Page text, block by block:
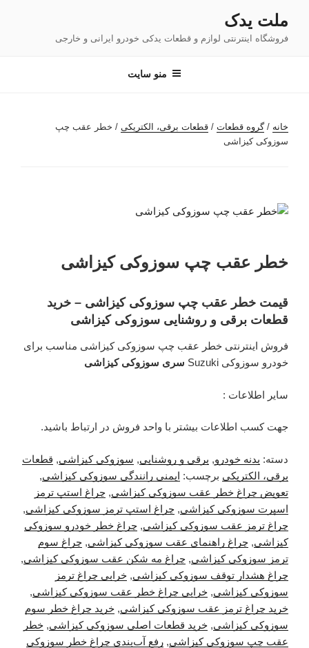
محتوا
ملت یدک
فروشگاه اینترنتی لوازم و قطعات یدکی خودرو ایرانی و خارجی
منو سایت
خانه /گروه قطعات / قطعات برقی، الکتریکی / خطر عقب چپ
سوزوکی کیزاشی
خطر عقب چپ سوزوکی کیزاشی
قیمت خطر عقب چپ سوزوکی کیزاشی – خرید
قطعات برقی و روشنایی سوزوکی کیزاشی
فروش اینترنتی خطر عقب چپ سوزوکی کیزاشی مناسب برای
خودرو سوزوکی Suzuki
سری سوزوکی کیزاشی
سایر اطلاعات :
جهت کسب اطلاعات بیشتر با واحد فروش در ارتباط باشید.
دسته: بدنه خودرو, برقی و روشنایی, سوزوکی کیزاشی, قطعات
برقی، الکتریکی برچسب: ایمنی رانندگی سوزوکی کیزاشی,
تعویض چراغ خطر عقب سوزوکی کیزاشی, چراغ استپ ترمز
اسپرت سوزوکی کیزاشی, چراغ استپ ترمز سوزوکی کیزاشی,
چراغ ترمز عقب سوزوکی کیزاشی, چراغ خطر خودرو سوزوکی
کیزاشی, چراغ راهنمای عقب سوزوکی کیزاشی, چراغ سوم
ترمز سوزوکی کیزاشی, چراغ مه شکن عقب سوزوکی کیزاشی,
چراغ هشدار توقف سوزوکی کیزاشی, خرابی چراغ ترمز
سوزوکی کیزاشی, خرابی چراغ خطر عقب سوزوکی کیزاشی,
خرید چراغ ترمز عقب سوزوکی کیزاشی, خرید چراغ خطر سوم
سوزوکی کیزاشی, خرید قطعات اصلی سوزوکی کیزاشی, خطر
عقب چپ سوزوکی کیزاشی, رفع آب‌بندی چراغ خطر سوزوکی